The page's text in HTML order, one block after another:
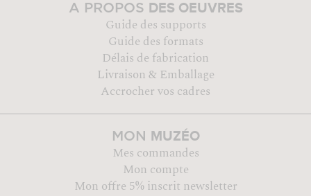
A PROPOS DES OEUVRES
Guide des supports
Guide des formats
Délais de fabrication
Livraison & Emballage
Accrocher vos cadres
MON MUZÉO
Mes commandes
Mon compte
Mon offre 5% inscrit newsletter